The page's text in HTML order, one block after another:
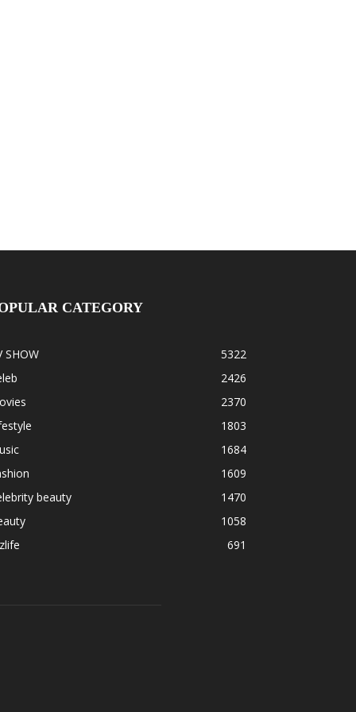
CATEGORY
SHOW
5322
2426
2370
1803
1684
1609
beauty
1470
1058
691